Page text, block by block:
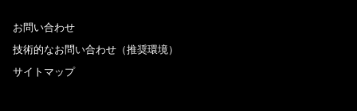
お問い合わせ
技術的なお問い合わせ（推奨環境）
サイトマップ